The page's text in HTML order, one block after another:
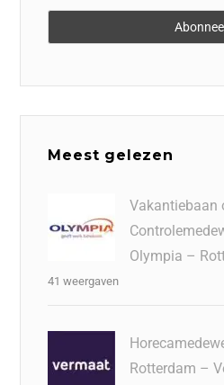
Meest gelezen
Vakantiebaan
Olympia –
41 weergaven
Rotterdam –